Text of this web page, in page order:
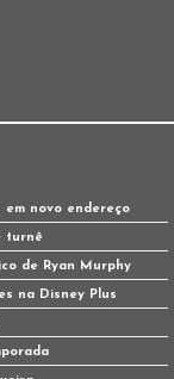
em novo endereço
turnê
de Ryan Murphy
na Disney Plus